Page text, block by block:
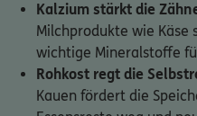
Kalzium stärkt die
Milchprodukte wie Käse
wichtige Mineralstoffe
Rohkost regt die
Kauen fördert die